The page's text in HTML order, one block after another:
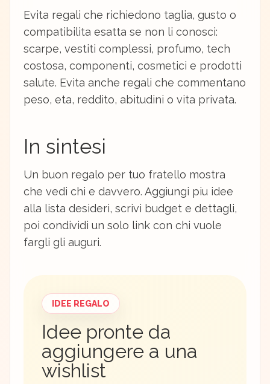
Evita regali che richiedono taglia, gusto o
compatibilita esatta se non li conosci:
scarpe, vestiti complessi, profumo, tech
costosa, componenti, cosmetici e prodotti
salute. Evita anche regali che commentano
peso, eta, reddito, abitudini o vita privata.
In sintesi
Un buon regalo per tuo fratello mostra
che vedi chi e davvero. Aggiungi piu idee
alla lista desideri, scrivi budget e dettagli,
poi condividi un solo link con chi vuole
fargli gli auguri.
IDEE REGALO
Idee pronte da
aggiungere a una
wishlist